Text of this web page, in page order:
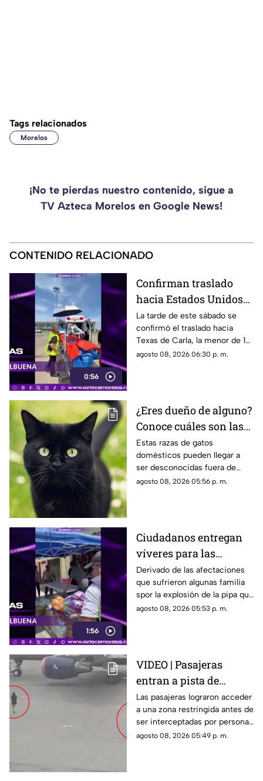
Tags relacionados
Morelos
¡No te pierdas nuestro contenido, sigue a
TV Azteca Morelos en Google News!
CONTENIDO RELACIONADO
0:56
Confirman traslado
hacia Estados Unidos
de menor que sufrió
quemadura en la
explosión de gas LP en
Cuernavaca
La tarde de este sábado se
confirmó el traslado hacia
Texas de Carla, la menor de 15
años que resultó gravemente
agosto 08, 2026 06:30 p. m.
¿Eres dueño de alguno?
Conoce cuáles son las
cinco razas más raras
de gatos domésticos en
todo el mundo
Estas razas de gatos
domésticos pueden llegar a
ser desconocidas fuera de
círculos especializados, y
agosto 08, 2026 05:56 p. m.
1:56
Ciudadanos entregan
víveres para las
familias afectadas por
la explosión de pipa en
Cuernavaca
Derivado de las afectaciones
que sufrieron algunas familia
spor la explosión de la pipa que
transportaba gas LP,
agosto 08, 2026 05:53 p. m.
VIDEO | Pasajeras
entran a pista de
aeropuerto tras perder
su vuelo; autoridades
logran detenerlas
Las pasajeras lograron acceder
a una zona restringida antes de
ser interceptadas por personal
del aeropuerto.
agosto 08, 2026 05:49 p. m.